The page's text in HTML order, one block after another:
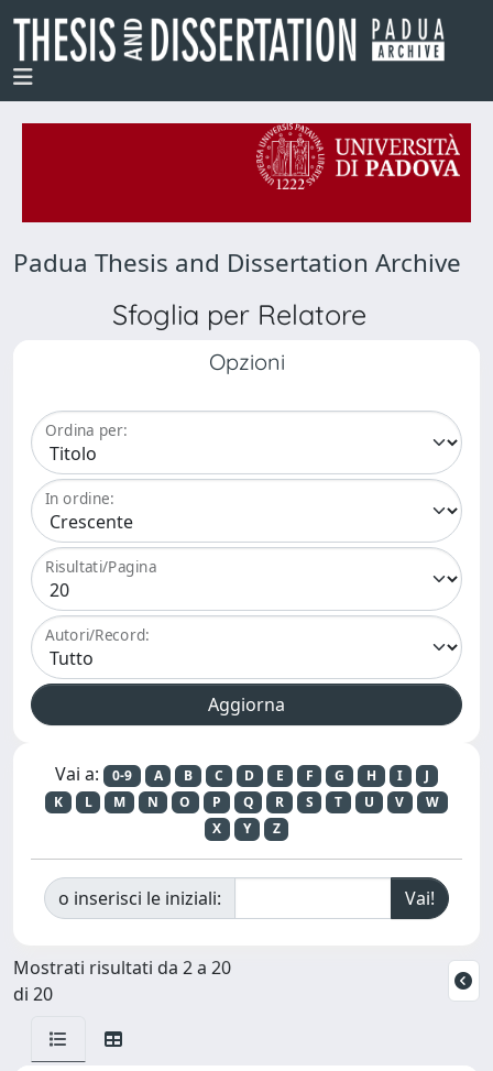
Padua Thesis and Dissertation Archive
Sfoglia per Relatore
Opzioni
Ordina per:
In ordine:
Risultati/Pagina
Autori/Record:
Vai a: 0-9 A B C D E F G H I
J
K
L M N O P Q R S T U V
W
X
Y Z
o inserisci le iniziali:
Mostrati risultati da 2 a 20
di 20